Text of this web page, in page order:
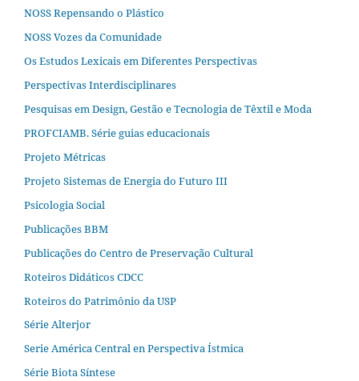
NOSS Repensando o Plástico
NOSS Vozes da Comunidade
Os Estudos Lexicais em Diferentes Perspectivas
Perspectivas Interdisciplinares
Pesquisas em Design, Gestão e Tecnologia de Têxtil e Moda
PROFCIAMB. Série guias educacionais
Projeto Métricas
Projeto Sistemas de Energia do Futuro III
Psicologia Social
Publicações BBM
Publicações do Centro de Preservação Cultural
Roteiros Didáticos CDCC
Roteiros do Patrimônio da USP
Série Alterjor
Serie América Central en Perspectiva Ístmica
Série Biota Síntese